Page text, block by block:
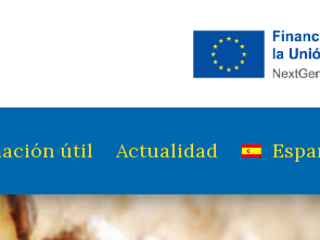
útil Actualidad